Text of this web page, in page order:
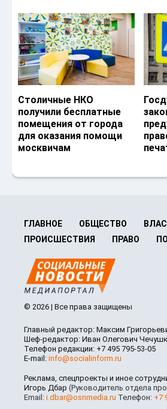
Столичные НКО
получили бесплатные
помещения от города
для оказания помощи
москвичам
ГЛАВНОЕ ОБЩЕСТВО
ПРОИСШЕСТВИЯ
ПРАВО
© 2026 | Все права защищены
Главный редактор: Максим
Шеф-редактор: Иван Олегович
Телефон редакции: +7 495 795-53-05
E-mail: info@socialinform.ru
Реклама, спецпроекты и иное
Игорь Дбар (Руководитель отдела
Email: i.dbar@osnmedia.ru Телефон: +7